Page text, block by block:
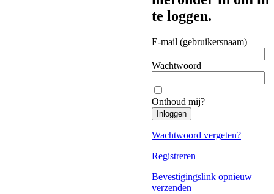
te loggen.
E-mail (gebruikersnaam)
Wachtwoord
Onthoud mij?
Inloggen
Wachtwoord vergeten?
Registreren
Bevestigingslink opnieuw
verzenden